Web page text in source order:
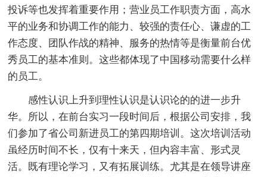
投诉等也发挥着重要作用；营业员工作职责方面，高水
平的业务和协调工作的能力、较强的责任心、谦虚的工
作态度、团队作战的精神、服务的热情等是衡量前台优
秀员工的基本准则。这些都体现了中国移动需要什么样
的员工。
感性认识上升到理性认识是认识论的的进一步升
华。所以，在前台实习一段时间后，根据公司安排，我
们参加了省公司新进员工的第四期培训。这次培训活动
虽经历时间不长，仅有十来天，但内容丰富、形式灵
活。既有理论学习，又有拓展训练。尤其是在领导讲座